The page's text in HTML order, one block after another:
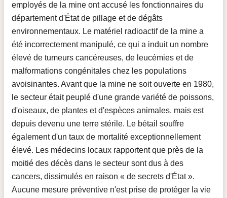
employés de la mine ont accusé les fonctionnaires du
département d'État de pillage et de dégâts
environnementaux. Le matériel radioactif de la mine a
été incorrectement manipulé, ce qui a induit un nombre
élevé de tumeurs cancéreuses, de leucémies et de
malformations congénitales chez les populations
avoisinantes. Avant que la mine ne soit ouverte en 1980,
le secteur était peuplé d'une grande variété de poissons,
d'oiseaux, de plantes et d'espèces animales, mais est
depuis devenu une terre stérile. Le bétail souffre
également d'un taux de mortalité exceptionnellement
élevé. Les médecins locaux rapportent que près de la
moitié des décès dans le secteur sont dus à des
cancers, dissimulés en raison « de secrets d'État ».
Aucune mesure préventive n'est prise de protéger la vie